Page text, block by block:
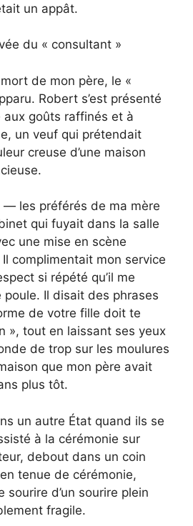
un appât.
du « consultant »
de mon père, le «
Robert s’est présenté
aux goûts raffinés et à
un veuf qui prétendait
creuse d’une maison
— les préférés de ma mère
qui fuyait dans la salle
une mise en scène
complimentait mon service
si répété qu’il me
Il disait des phrases
de votre fille doit te
», tout en laissant ses yeux
de trop sur les moulures
que mon père avait
plus tôt.
un autre État quand ils se
à la cérémonie sur
debout dans un coin
tenue de cérémonie,
sourire d’un sourire plein
fragile.